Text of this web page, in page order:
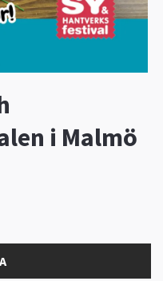
i Malmö